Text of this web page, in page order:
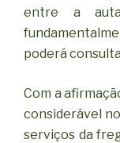
entre a
poderá
Com a
considerável
serviços da